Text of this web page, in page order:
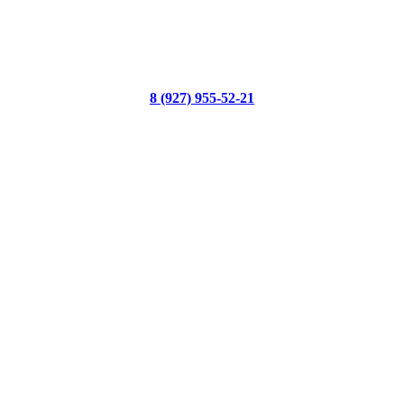
8 (927) 955-52-21